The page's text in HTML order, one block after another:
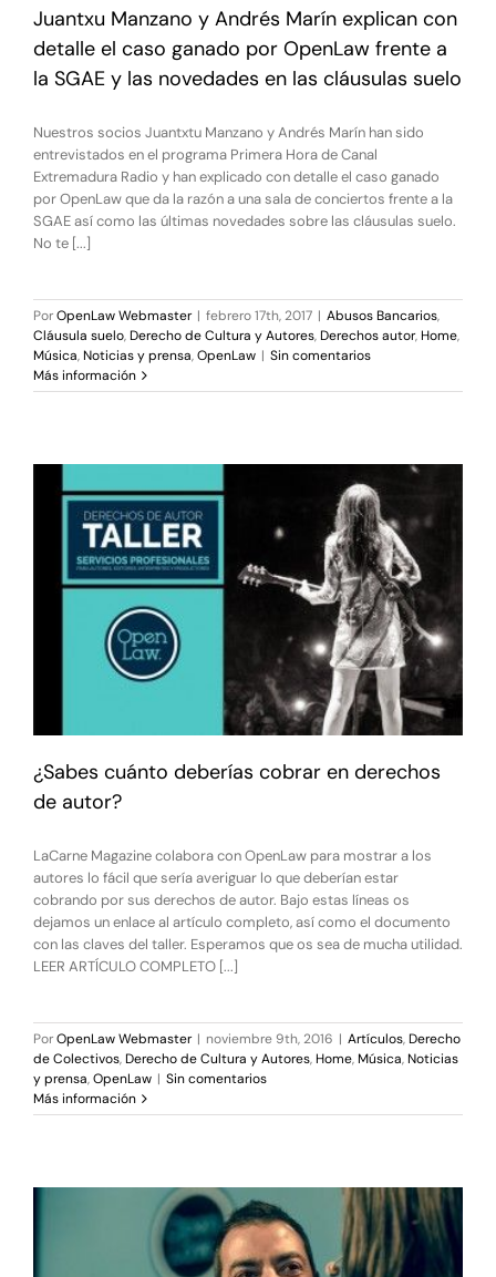
Juantxu Manzano y Andrés Marín explican con
detalle el caso ganado por OpenLaw frente a
la SGAE y las novedades en las cláusulas suelo
Nuestros socios Juantxtu Manzano y Andrés Marín han sido
entrevistados en el programa Primera Hora de Canal
Extremadura Radio y han explicado con detalle el caso ganado
por OpenLaw que da la razón a una sala de conciertos frente a la
SGAE así como las últimas novedades sobre las cláusulas suelo.
No te [...]
PorOpenLaw Webmaster | febrero 17th, 2017 | Abusos Bancarios,
Cláusula suelo,Derecho de Cultura y Autores,Derechos autor,Home,
Música,Noticias y prensa,OpenLaw | Sin comentarios
Más información
¿Sabes cuánto deberías cobrar en derechos
de autor?
LaCarne Magazine colabora con OpenLaw para mostrar a los
autores lo fácil que sería averiguar lo que deberían estar
cobrando por sus derechos de autor. Bajo estas líneas os
dejamos un enlace al artículo completo, así como el documento
con las claves del taller. Esperamos que os sea de mucha utilidad.
LEER ARTÍCULO COMPLETO [...]
PorOpenLaw Webmaster | noviembre 9th, 2016 | Artículos,Derecho
de Colectivos,Derecho de Cultura y Autores,Home,Música,Noticias
y prensa,OpenLaw | Sin comentarios
Más información